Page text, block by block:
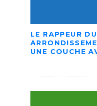
LE RAPPEUR
UNE COUCHE